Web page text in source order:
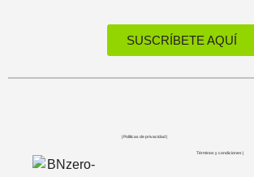
SUSCRÍBETE AQUÍ
| Políticas de privacidad |
Términos y condiciones |